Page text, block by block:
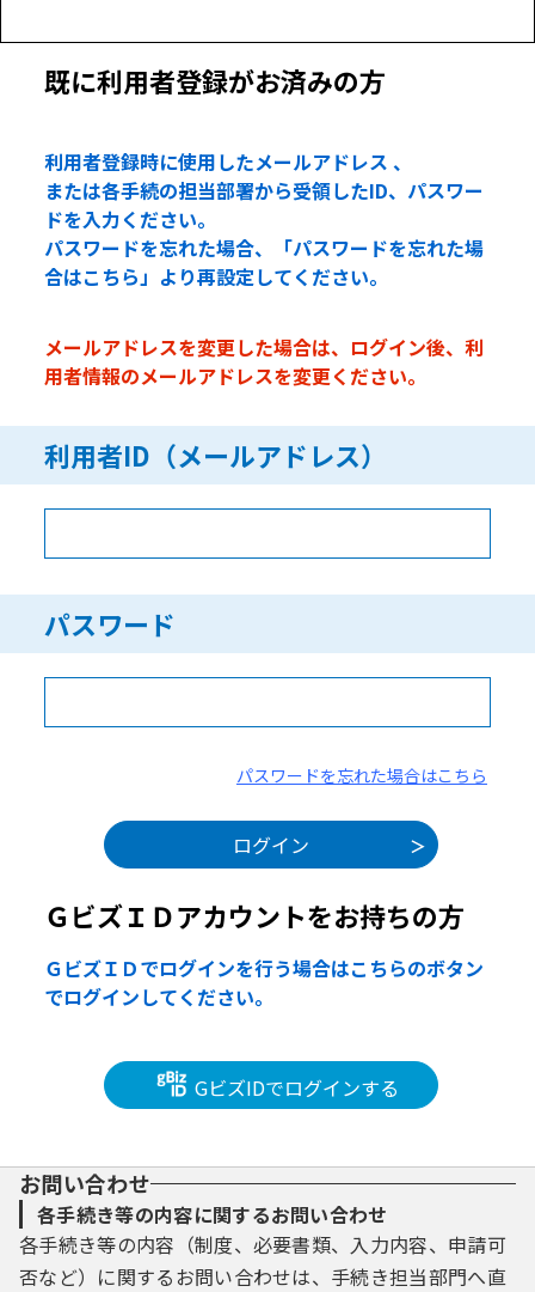
既に利用者登録がお済みの方
利用者登録時に使用したメールアドレス 、
または各手続の担当部署から受領したID、パスワー
ドを入力ください。
パスワードを忘れた場合、「パスワードを忘れた場
合はこちら」より再設定してください。
メールアドレスを変更した場合は、ログイン後、利
用者情報のメールアドレスを変更ください。
利用者ID（メールアドレス）
パスワード
パスワードを忘れた場合はこちら
ＧビズＩＤアカウントをお持ちの方
ＧビズＩＤでログインを行う場合はこちらのボタン
でログインしてください。
GビズIDでログインする
お問い合わせ
各手続き等の内容に関するお問い合わせ
各手続き等の内容（制度、必要書類、入力内容、申請可
否など）に関するお問い合わせは、手続き担当部門へ直